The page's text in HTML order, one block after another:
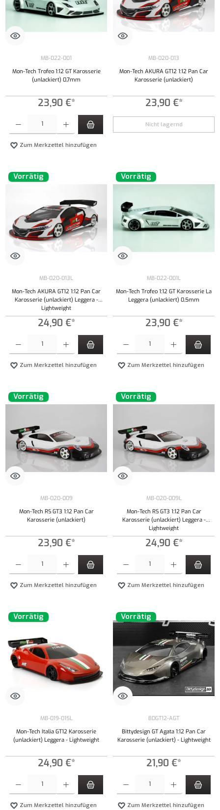
MB-022-001
Mon-Tech Trofeo 1:12 GT Karosserie
(unlackiert) 0,7mm
23,90 €*
Produkt Anzahl: Gib den gewünschten Wert ein oder benutze die Schaltflächen um die
Zum Merkzettel hinzufügen
MB-020-013
Mon-Tech AKURA GT12 1:12 Pan Car
Karosserie (unlackiert)
23,90 €*
Nicht lagernd
Vorrätig
MB-020-013L
Mon-Tech AKURA GT12 1:12 Pan Car
Karosserie (unlackiert) Leggera -
Lightweight
24,90 €*
Zum Merkzettel hinzufügen
Vorrätig
MB-022-001L
Mon-Tech Trofeo 1:12 GT Karosserie La
Leggera (unlackiert) 0,5mm
23,90 €*
Zum Merkzettel hinzufügen
Vorrätig
MB-020-009
Mon-Tech RS GT3 1:12 Pan Car
Karosserie (unlackiert)
23,90 €*
Zum Merkzettel hinzufügen
Vorrätig
MB-020-009L
Mon-Tech RS GT3 1:12 Pan Car
Karosserie (unlackiert) Leggera -
Lightweight
24,90 €*
Zum Merkzettel hinzufügen
Vorrätig
MB-019-015L
Mon-Tech Italia GT12 Karosserie
(unlackiert) Leggera - Lightweight
24,90 €*
Zum Merkzettel hinzufügen
Vorrätig
BDGT12-AGT
Bittydesign GT Agata 1:12 Pan Car
Karosserie (unlackiert) - Lightweight
21,90 €*
Zum Merkzettel hinzufügen